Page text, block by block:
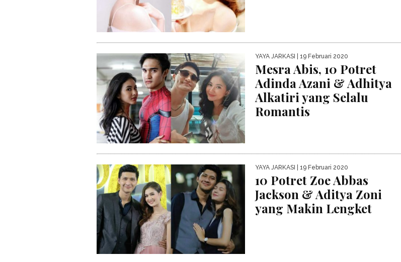
YAYA JARKASI | 19 Februari 2020
Mesra Abis, 10 Potret
Adinda Azani & Adhitya
Alkatiri yang Selalu
Romantis
YAYA JARKASI | 19 Februari 2020
10 Potret Zoe Abbas
Jackson & Aditya Zoni
yang Makin Lengket